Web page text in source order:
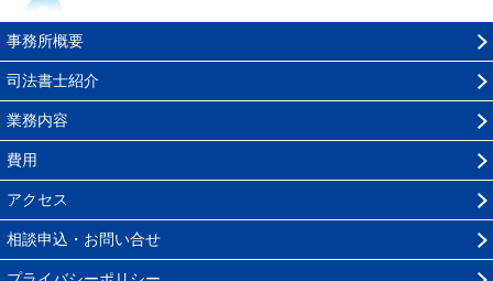
事務所概要
司法書士紹介
業務内容
費用
アクセス
相談申込・お問い合せ